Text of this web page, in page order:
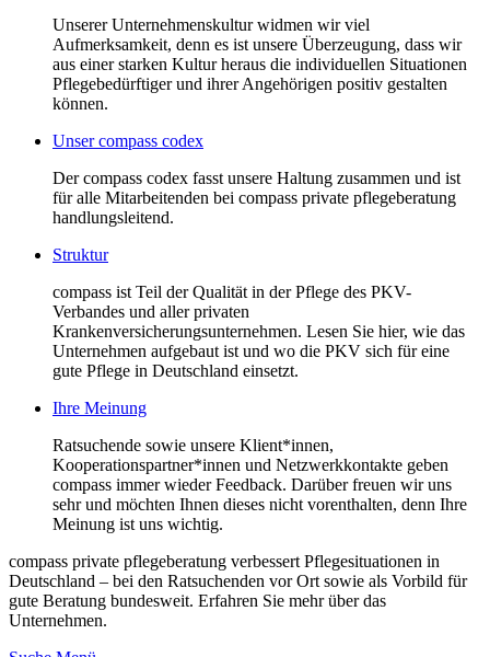
Unserer Unternehmenskultur widmen wir viel
Aufmerksamkeit, denn es ist unsere Überzeugung, dass wir
aus einer starken Kultur heraus die individuellen Situationen
Pflegebedürftiger und ihrer Angehörigen positiv gestalten
können.
Unser compass codex
Der compass codex fasst unsere Haltung zusammen und ist
für alle Mitarbeitenden bei compass private pflegeberatung
handlungsleitend.
Struktur
compass ist Teil der Qualität in der Pflege des PKV-
Verbandes und aller privaten
Krankenversicherungsunternehmen. Lesen Sie hier, wie das
Unternehmen aufgebaut ist und wo die PKV sich für eine
gute Pflege in Deutschland einsetzt.
Ihre Meinung
Ratsuchende sowie unsere Klient*innen,
Kooperationspartner*innen und Netzwerkkontakte geben
compass immer wieder Feedback. Darüber freuen wir uns
sehr und möchten Ihnen dieses nicht vorenthalten, denn Ihre
Meinung ist uns wichtig.
compass private pflegeberatung verbessert Pflegesituationen in
Deutschland – bei den Ratsuchenden vor Ort sowie als Vorbild für
gute Beratung bundesweit. Erfahren Sie mehr über das
Unternehmen.